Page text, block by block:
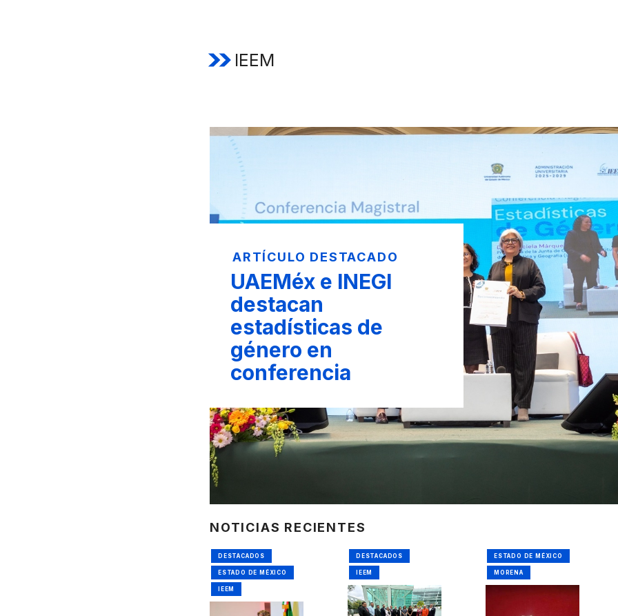
IEEM
ARTÍCULO DESTACADO
UAEMéx e INEGI
destacan
estadísticas de
género en
conferencia
NOTICIAS RECIENTES
DESTACADOS
ESTADO DE MÉXICO
IEEM
DESTACADOS
IEEM
ESTADO DE MÉXICO
MORENA